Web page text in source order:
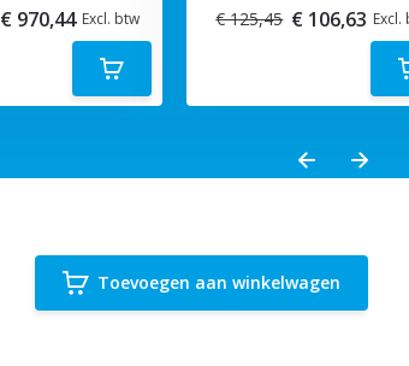
€ 970,44 Excl. btw
€ 125,45 € 106,63 Excl.
Toevoegen aan winkelwagen